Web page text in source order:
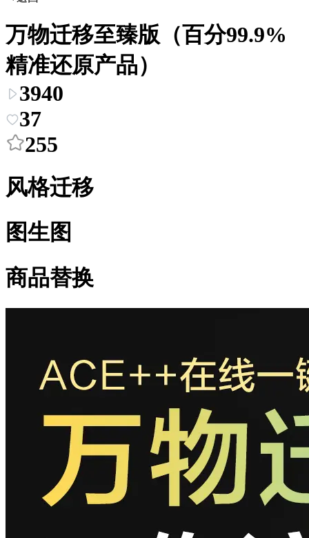
万物迁移至臻版（百分99.9%
精准还原产品）
3940
37
255
风格迁移
图生图
商品替换